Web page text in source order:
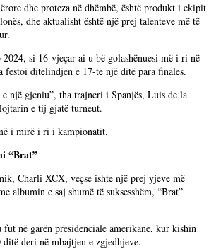
dhe proteza në dhëmbë, është produkt i ekipit
dhe aktualisht është një prej talenteve më të
si 16-vjeçar ai u bë golashënuesi më i ri në
festoi ditëlindjen e 17-të një ditë para finales.
e një gjeniu”, tha trajneri i Spanjës, Luis de la
e tij gjatë turneut.
i mirë i ri i kampionatit.
“Brat”
Charli XCX, veçse ishte një prej yjeve më
albumin e saj shumë të suksesshëm, “Brat”
në garën presidenciale amerikane, kur kishin
deri në mbajtjen e zgjedhjeve.